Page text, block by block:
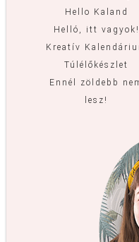
Hello Kaland
Helló, itt vagyok!
Kreatív
Túlélőkészlet
Ennél zöldebb
lesz!